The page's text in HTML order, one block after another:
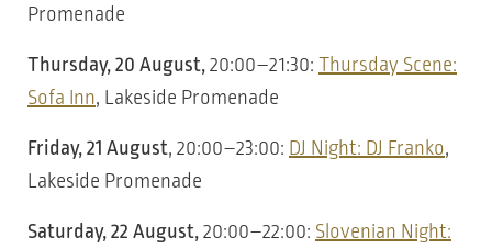
Promenade
Thursday, 20 August, 20:00–21:30: Thursday Scene:
Sofa Inn, Lakeside Promenade
Friday, 21 August, 20:00–23:00: DJ Night: DJ Franko,
Lakeside Promenade
Saturday, 22 August, 20:00–22:00: Slovenian Night: